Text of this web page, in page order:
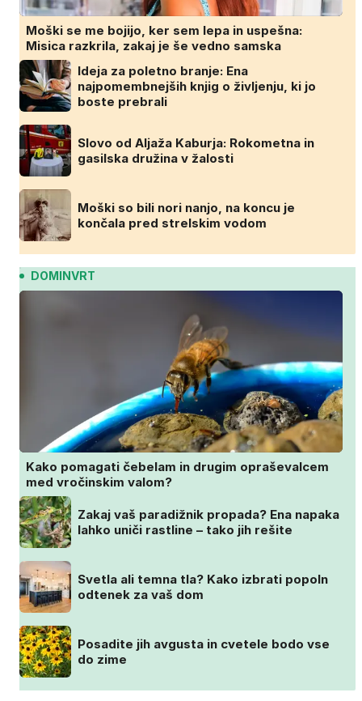
Moški se me bojijo, ker sem lepa in uspešna:
Misica razkrila, zakaj je še vedno samska
Ideja za poletno branje: Ena
najpomembnejših knjig o življenju, ki jo
boste prebrali
Slovo od Aljaža Kaburja: Rokometna in
gasilska družina v žalosti
Moški so bili nori nanjo, na koncu je
končala pred strelskim vodom
DOMINVRT
Kako pomagati čebelam in drugim opraševalcem
med vročinskim valom?
Zakaj vaš paradižnik propada? Ena napaka
lahko uniči rastline – tako jih rešite
Svetla ali temna tla? Kako izbrati popoln
odtenek za vaš dom
Posadite jih avgusta in cvetele bodo vse
do zime